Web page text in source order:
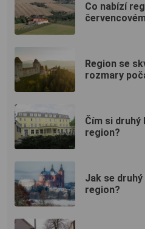
Co nabízí
Region se
rozmary
Čím si
region?
Jak se
region?